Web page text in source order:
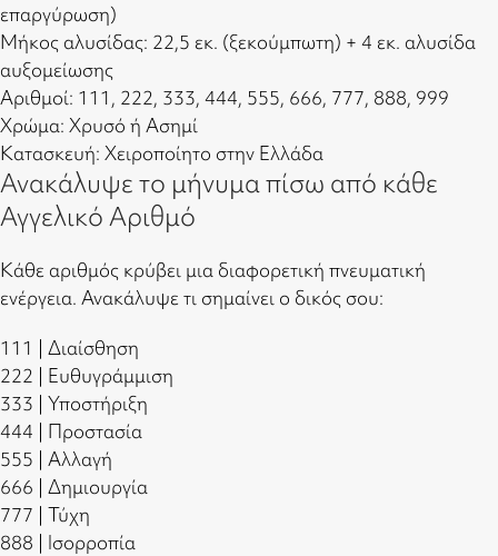
επαργύρωση)
Μήκος αλυσίδας: 22,5 εκ. (ξεκούμπωτη) + 4 εκ. αλυσίδα
αυξομείωσης
Αριθμοί: 111, 222, 333, 444, 555, 666, 777, 888, 999
Χρώμα: Χρυσό ή Ασημί
Κατασκευή: Χειροποίητο στην Ελλάδα
Ανακάλυψε το μήνυμα πίσω από κάθε
Αγγελικό Αριθμό
Κάθε αριθμός κρύβει μια διαφορετική πνευματική
ενέργεια. Ανακάλυψε τι σημαίνει ο δικός σου:
111 | Διαίσθηση
222 | Ευθυγράμμιση
333 | Υποστήριξη
444 | Προστασία
555 | Αλλαγή
666 | Δημιουργία
777 | Τύχη
888 | Ισορροπία